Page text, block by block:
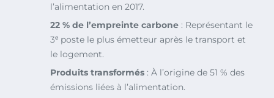
l’alimentation en 2017.
22 % de l’empreinte carbone : Représentant le
3ᵉ poste le plus émetteur après le transport et
le logement.
Produits transformés : À l’origine de 51 % des
émissions liées à l’alimentation.